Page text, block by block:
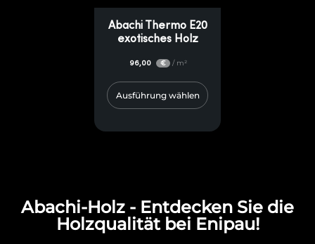
Abachi Thermo E20
exotisches Holz
96,00 € / m²
Ausführung wählen
Abachi-Holz - Entdecken Sie die
Holzqualität bei Enipau!